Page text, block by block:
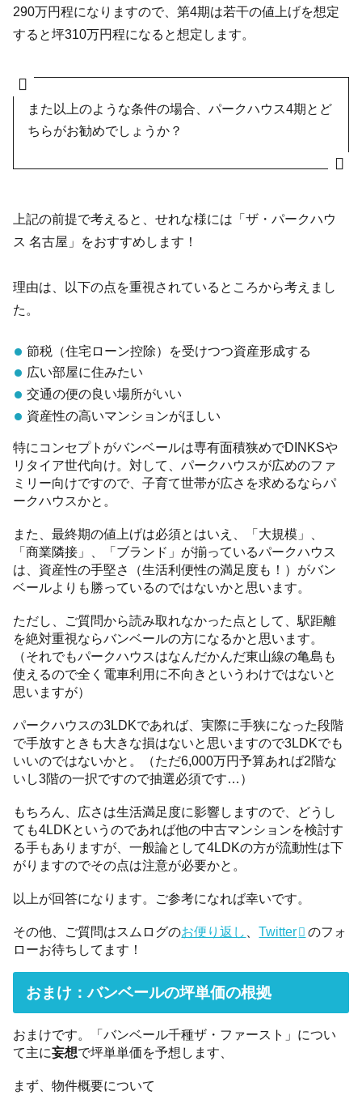
290万円程になりますので、第4期は若干の値上げを想定
すると坪310万円程になると想定します。
また以上のよう な条件の場合、パークハウス4期とど
ちらがお勧めでしょうか？
上記の前提で考えると、せれな様には「ザ・パークハウ
ス 名古屋」をおすすめします！
理由は、以下の点を重視されているところから考えまし
た。
節税（住宅ローン控除）を受けつつ資産形成する
広い部屋に住みたい
交通の便の良い場所がいい
資産性の高いマンションがほしい
特にコンセプトがバンベールは専有面積狭めでDINKSや
リタイア世代向け。対して、パークハウスが広めのファ
ミリー向けですので、子育て世帯が広さを求めるならパ
ークハウスかと。
また、最終期の値上げは必須とはいえ、「大規模」、
「商業隣接」、「ブランド」が揃っているパークハウス
は、資産性の手堅さ（生活利便性の満足度も！）がバン
ベールよりも勝っているのではないかと思います。
ただし、ご質問から読み取れなかった点として、駅距離
を絶対重視ならバンベールの方になるかと思います。
（それでもパークハウスはなんだかんだ東山線の亀島も
使えるので全く電車利用に不向きというわけではないと
思いますが）
パークハウスの3LDKであれば、実際に手狭になった段階
で手放すときも大きな損はないと思いますので3LDKでも
いいのではないかと。（ただ6,000万円予算あれば2階な
いし3階の一択ですので抽選必須です…）
もちろん、広さは生活満足度に影響しますので、どうし
ても4LDKというのであれば他の中古マンションを検討す
る手もありますが、一般論として4LDKの方が流動性は下
がりますのでその点は注意が必要かと。
以上が回答になります。ご参考になれば幸いです。
その他、ご質問はスムログのお便り返し 、Twitter
のフォ
ローお待ちしてます！
おまけ：バンベールの坪単価の根拠
おまけです。「バンベール千種ザ・ファースト」につい
て主に妄想で坪単単価を予想します、
まず、物件概要について